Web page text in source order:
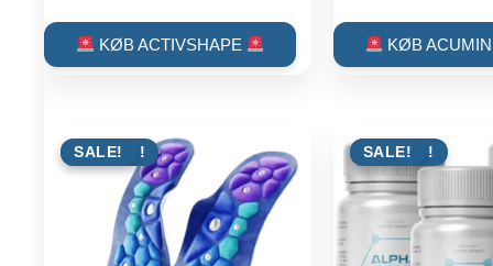
price
was:
price
is:
KØB ACTIVSHAPE
price
was:
KØB
TILBUD !
SALE! TILBUD !
SALE!